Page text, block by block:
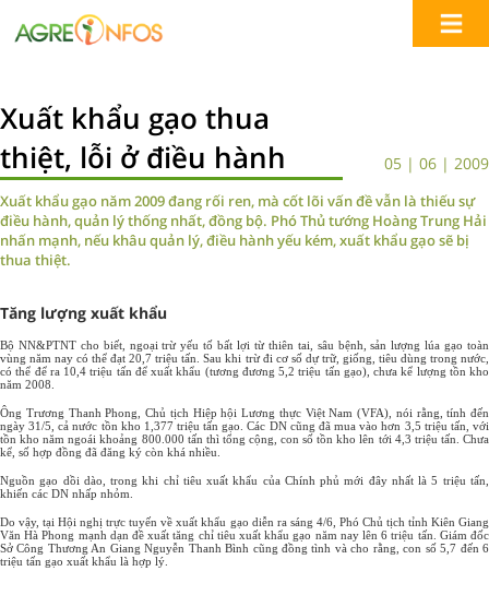
Xuất khẩu gạo thua
thiệt, lỗi ở điều hành
05 | 06 | 2009
Xuất khẩu gạo năm 2009 đang rối ren, mà cốt lõi vấn đề vẫn là thiếu sự
điều hành, quản lý thống nhất, đồng bộ. Phó Thủ tướng Hoàng Trung Hải
nhấn mạnh, nếu khâu quản lý, điều hành yếu kém, xuất khẩu gạo sẽ bị
thua thiệt.
Tăng lượng xuất khẩu
Bộ NN&PTNT cho biết, ngoại trừ yếu tố bất lợi từ thiên tai, sâu bệnh, sản lượng lúa gạo toàn
vùng năm nay có thể đạt 20,7 triệu tấn. Sau khi trừ đi cơ số dự trữ, giống, tiêu dùng trong nước,
có thể để ra 10,4 triệu tấn để xuất khẩu (tương đương 5,2 triệu tấn gạo), chưa kể lượng tồn kho
năm 2008.
Ông Trương Thanh Phong, Chủ tịch Hiệp hội Lương thực Việt Nam (VFA), nói rằng, tính đến
ngày 31/5, cả nước tồn kho 1,377 triệu tấn gạo. Các DN cũng đã mua vào hơn 3,5 triệu tấn, với
tồn kho năm ngoái khoảng 800.000 tấn thì tổng cộng, con số tồn kho lên tới 4,3 triệu tấn. Chưa
kể, số hợp đồng đã đăng ký còn khá nhiều.
Nguồn gạo dồi dào, trong khi chỉ tiêu xuất khẩu của Chính phủ mới đây nhất là 5 triệu tấn,
khiến các DN nhấp nhỏm.
Do vậy, tại Hội nghị trực tuyến về xuất khẩu gạo diễn ra sáng 4/6, Phó Chủ tịch tỉnh Kiên Giang
Văn Hà Phong mạnh dạn đề xuất tăng chỉ tiêu xuất khẩu gạo năm nay lên 6 triệu tấn. Giám đốc
Sở Công Thương An Giang Nguyễn Thanh Bình cũng đồng tình và cho rằng, con số 5,7 đến 6
triệu tấn gạo xuất khẩu là hợp lý.